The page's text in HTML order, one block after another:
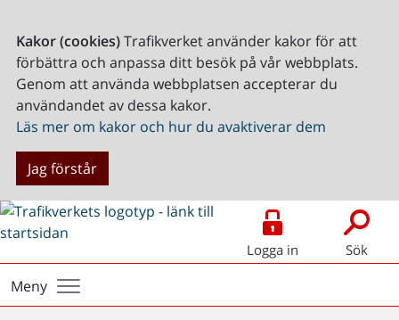
Kakor (cookies)Trafikverket använder kakor för att
förbättra och anpassa ditt besök på vår webbplats.
Genom att använda webbplatsen accepterar du
användandet av dessa kakor.
Läs mer om kakor och hur du avaktiverar dem
Jag förstår
Logga in Sök
Meny